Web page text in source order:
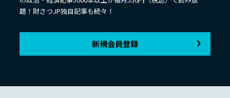
題！財さつJP独自記事も続々！
新規会員登録